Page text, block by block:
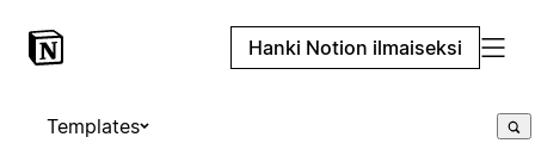
Hanki Notion ilmaiseksi
Templates